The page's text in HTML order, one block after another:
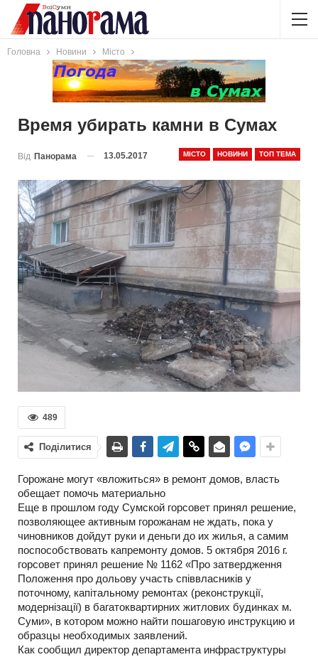
Головна Новини Місто
Время убирать камни в Сумах
МІСТО НОВИНИ ТОП ТЕМА
Від Панорама 13.05.2017
489
Поділитися
Горожане могут «вложиться» в ремонт домов, власть
обещает помочь материально
Еще в прошлом году Сумской горсовет принял решение,
позволяющее активным горожанам не ждать, пока у
чиновников дойдут руки и деньги до их жилья, а самим
поспособствовать капремонту домов. 5 октября 2016 г.
горсовет принял решение № 1162 «Про затвердження
Положення про дольову участь співвласників у
поточному, капітальному ремонтах (реконструкції,
модернізації) в багатоквартирних житлових будинках м.
Суми», в котором можно найти пошаговую инструкцию и
образцы необходимых заявлений.
Как сообщил директор департамента инфраструктуры